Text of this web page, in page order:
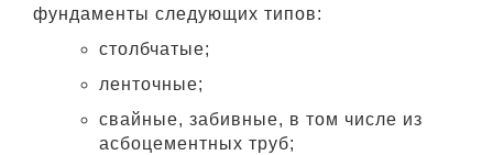
фундаменты следующих типов:
столбчатые;
ленточные;
свайные, забивные, в том числе из
асбоцементных труб;